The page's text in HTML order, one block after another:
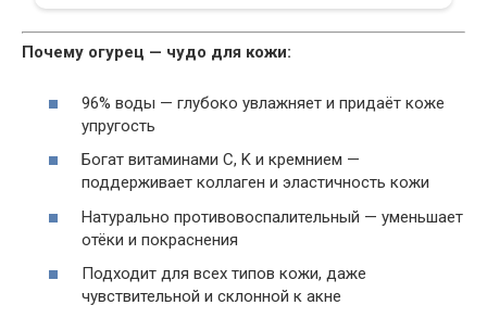
Почему огурец — чудо для кожи:
96% воды — глубоко увлажняет и придаёт коже
упругость
Богат витаминами C, K и кремнием —
поддерживает коллаген и эластичность кожи
Натурально противовоспалительный — уменьшает
отёки и покраснения
Подходит для всех типов кожи, даже
чувствительной и склонной к акне